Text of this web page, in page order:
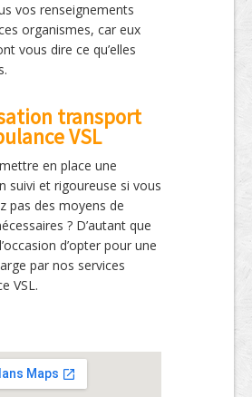
vos renseignements
organismes, car eux
vous dire ce qu’elles
transport
VSL
en place une
suivi et rigoureuse si vous
pas des moyens de
? D’autant que
d’opter pour une
par nos services
VSL.